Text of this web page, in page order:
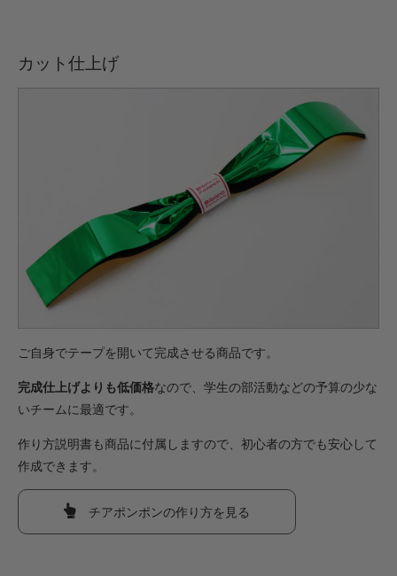
カット仕上げ
ご自身でテープを開いて完成させる商品です。
完成仕上げよりも低価格なので、学生の部活動などの予算の少な
いチームに最適です。
作り方説明書も商品に付属しますので、初心者の方でも安心して
作成できます。
チアポンポンの作り方を見る